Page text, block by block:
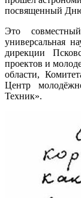
посвященный
Это
универсальная
дирекции
проектов и
области,
Центр
Техник».